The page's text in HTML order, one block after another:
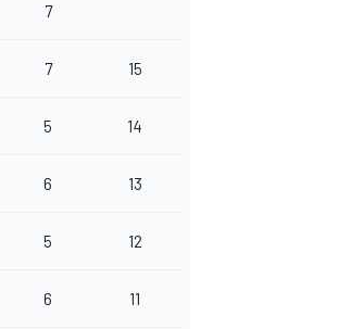
7
7 15
5 14
6 13
5 12
6 11